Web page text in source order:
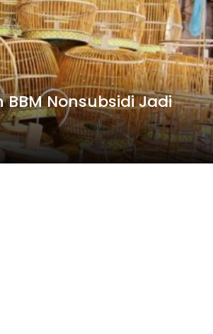
Nonsubsidi Jadi